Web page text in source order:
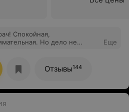
Но дело не
осмотрит , скажет какие
и подберёт качественное
которые вам
если они стоят копейки
рада что нашла своего
Еще
Отзывы144